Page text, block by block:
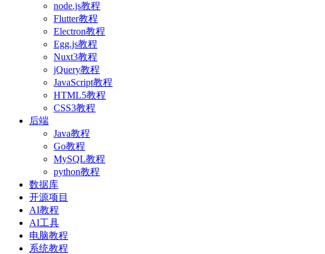
node.js教程
Flutter教程
Electron教程
Egg.js教程
Nuxt3教程
jQuery教程
JavaScript教程
HTML5教程
CSS3教程
后端
Java教程
Go教程
MySQL教程
python教程
数据库
开源项目
AI教程
AI工具
电脑教程
系统教程